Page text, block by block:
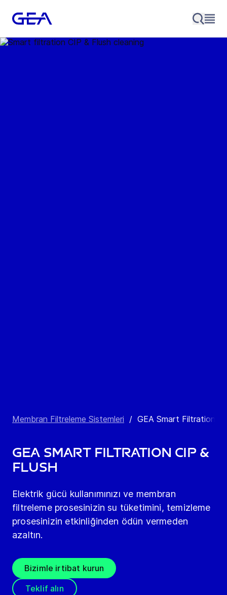
Membran Filtreleme Sistemleri / GEA Smart Filtration
GEA Smart Filtration CIP &
Flush
Elektrik gücü kullanımınızı ve membran
filtreleme prosesinizin su tüketimini, temizleme
prosesinizin etkinliğinden ödün vermeden
azaltın.
Bizimle irtibat kurun
Teklif alın